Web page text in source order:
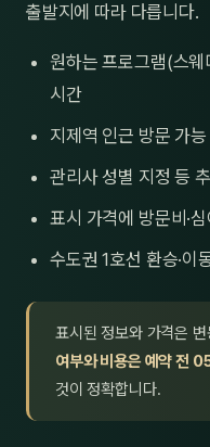
출발지에 따라 다릅니다.
원하는 프로그램(스웨
시간
지제역 인근 방문 가
관리사 성별 지정 등
표시 가격에 방문비·
수도권 1호선 환승·이
표시된 정보와 가격은
여부와 비용은 예약 전
것이 정확합니다.